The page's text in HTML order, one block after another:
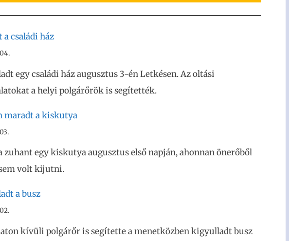
a családi ház
egy családi ház augusztus 3-én Letkésen. Az oltási
a helyi polgárőrök is segítették.
maradt a kiskutya
zuhant egy kiskutya augusztus első napján, ahonnan önerőből
volt kijutni.
a busz
kívüli polgárőr is segítette a menetközben kigyulladt busz